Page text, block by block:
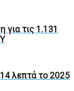
για τις 1.131
λεπτά το 2025